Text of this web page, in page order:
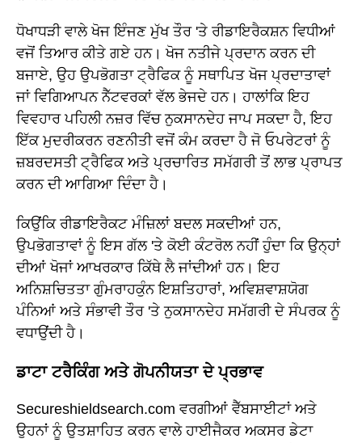
ਧੋਖਾਧੜੀ ਵਾਲੇ ਖੋਜ ਇੰਜਣ ਮੁੱਖ ਤੌਰ 'ਤੇ ਰੀਡਾਇਰੈਕਸ਼ਨ ਵਿਧੀਆਂ
ਵਜੋਂ ਤਿਆਰ ਕੀਤੇ ਗਏ ਹਨ। ਖੋਜ ਨਤੀਜੇ ਪ੍ਰਦਾਨ ਕਰਨ ਦੀ
ਬਜਾਏ, ਉਹ ਉਪਭੋਗਤਾ ਟ੍ਰੈਫਿਕ ਨੂੰ ਸਥਾਪਿਤ ਖੋਜ ਪ੍ਰਦਾਤਾਵਾਂ
ਜਾਂ ਵਿਗਿਆਪਨ ਨੈੱਟਵਰਕਾਂ ਵੱਲ ਭੇਜਦੇ ਹਨ। ਹਾਲਾਂਕਿ ਇਹ
ਵਿਵਹਾਰ ਪਹਿਲੀ ਨਜ਼ਰ ਵਿੱਚ ਨੁਕਸਾਨਦੇਹ ਜਾਪ ਸਕਦਾ ਹੈ, ਇਹ
ਇੱਕ ਮੁਦਰੀਕਰਨ ਰਣਨੀਤੀ ਵਜੋਂ ਕੰਮ ਕਰਦਾ ਹੈ ਜੋ ਓਪਰੇਟਰਾਂ ਨੂੰ
ਜ਼ਬਰਦਸਤੀ ਟ੍ਰੈਫਿਕ ਅਤੇ ਪ੍ਰਚਾਰਿਤ ਸਮੱਗਰੀ ਤੋਂ ਲਾਭ ਪ੍ਰਾਪਤ
ਕਰਨ ਦੀ ਆਗਿਆ ਦਿੰਦਾ ਹੈ।
ਕਿਉਂਕਿ ਰੀਡਾਇਰੈਕਟ ਮੰਜ਼ਿਲਾਂ ਬਦਲ ਸਕਦੀਆਂ ਹਨ,
ਉਪਭੋਗਤਾਵਾਂ ਨੂੰ ਇਸ ਗੱਲ 'ਤੇ ਕੋਈ ਕੰਟਰੋਲ ਨਹੀਂ ਹੁੰਦਾ ਕਿ ਉਨ੍ਹਾਂ
ਦੀਆਂ ਖੋਜਾਂ ਆਖਰਕਾਰ ਕਿੱਥੇ ਲੈ ਜਾਂਦੀਆਂ ਹਨ। ਇਹ
ਅਨਿਸ਼ਚਿਤਤਾ ਗੁੰਮਰਾਹਕੁੰਨ ਇਸ਼ਤਿਹਾਰਾਂ, ਅਵਿਸ਼ਵਾਸ਼ਯੋਗ
ਪੰਨਿਆਂ ਅਤੇ ਸੰਭਾਵੀ ਤੌਰ 'ਤੇ ਨੁਕਸਾਨਦੇਹ ਸਮੱਗਰੀ ਦੇ ਸੰਪਰਕ ਨੂੰ
ਵਧਾਉਂਦੀ ਹੈ।
ਡਾਟਾ ਟਰੈਕਿੰਗ ਅਤੇ ਗੋਪਨੀਯਤਾ ਦੇ ਪ੍ਰਭਾਵ
Secureshieldsearch.com ਵਰਗੀਆਂ ਵੈੱਬਸਾਈਟਾਂ ਅਤੇ
ਉਹਨਾਂ ਨੂੰ ਉਤਸ਼ਾਹਿਤ ਕਰਨ ਵਾਲੇ ਹਾਈਜੈਕਰ ਅਕਸਰ ਡੇਟਾ